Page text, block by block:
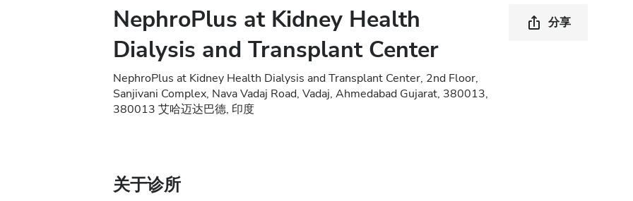
NephroPlus at Kidney Health
Dialysis and Transplant Center
NephroPlus at Kidney Health Dialysis and Transplant Center, 2nd Floor,
Sanjivani Complex, Nava Vadaj Road, Vadaj, Ahmedabad Gujarat, 380013,
380013 艾哈迈达巴德, 印度
分享
关于诊所